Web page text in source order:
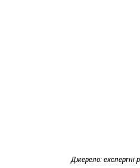
Джерело: експертні